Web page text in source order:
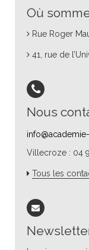
Où
Rue Roger
41, rue de
Nous
Villecroze : 04
Tous les